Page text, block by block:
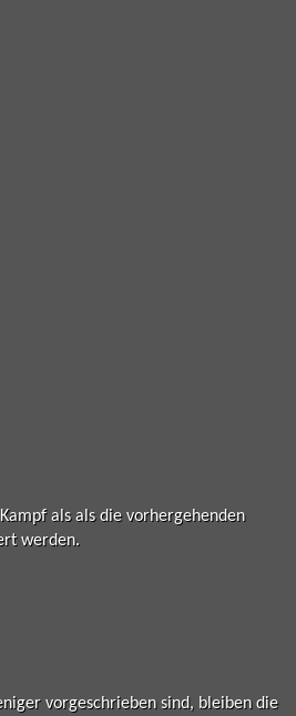
als als die vorhergehenden
werden.
vorgeschrieben sind, bleiben die